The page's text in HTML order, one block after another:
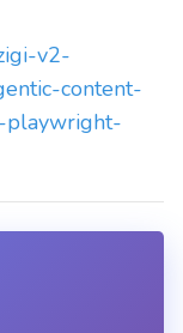
v2-
content-
playwright-